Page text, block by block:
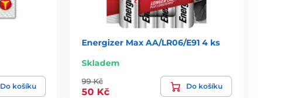
Do košíku
Energizer Max AA/LR06/E91 4 ks
Skladem
99 Kč
50 Kč
Do košíku